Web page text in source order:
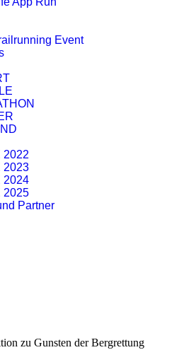
Event
2022
2023
2024
2025
Partner
zu Gunsten der Bergrettung